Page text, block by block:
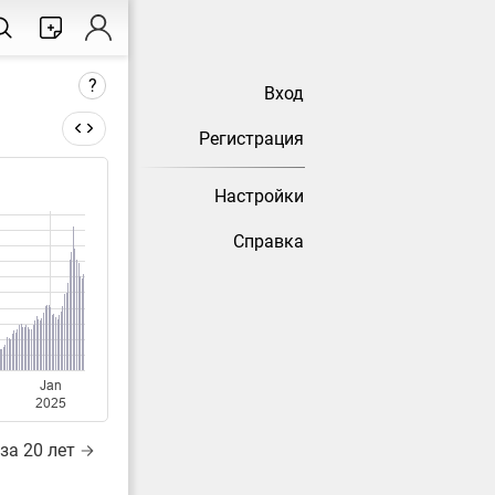
Вход
Регистрация
Настройки
Справка
?
Jan
2025
20 лет